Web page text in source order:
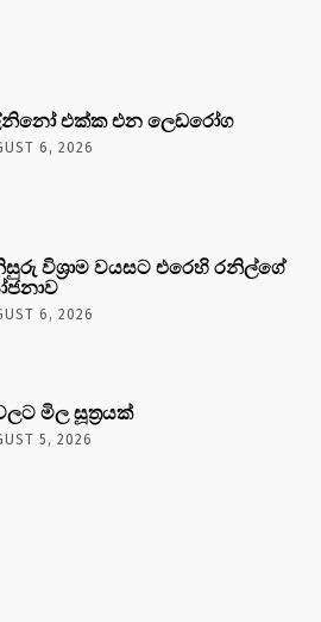
එක්ක එන ලෙඩරෝග
6, 2026
විශ්‍රාම වයසට එරෙහි රනිල්ගේ
6, 2026
මිල සූත්‍රයක්
5, 2026